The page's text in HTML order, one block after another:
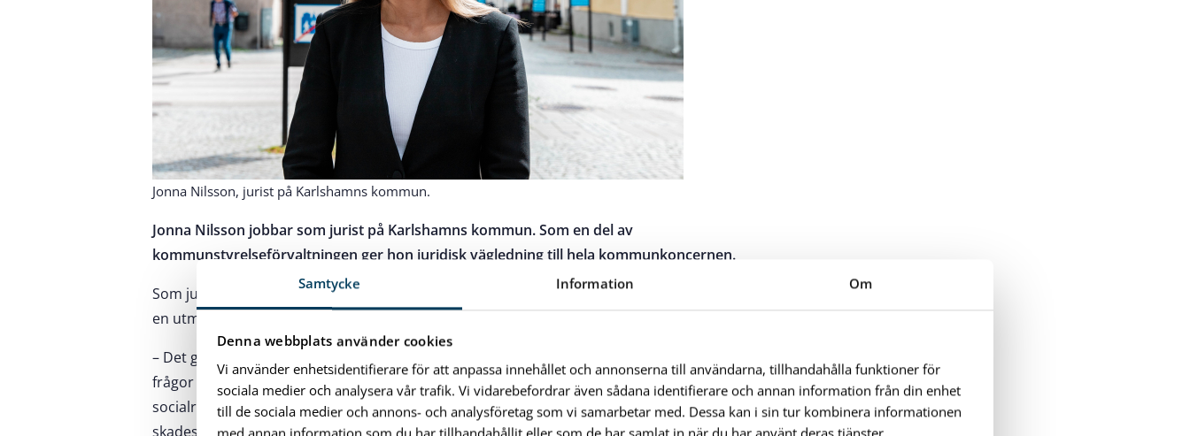
Samtycke Information Om
Denna webbplats använder cookies
Vi använder enhetsidentifierare för att anpassa innehållet och annonserna till användarna, tillhandahålla funktioner för
sociala medier och analysera vår trafik. Vi vidarebefordrar även sådana identifierare och annan information från din enhet
till de sociala medier och annons- och analysföretag som vi samarbetar med. Dessa kan i sin tur kombinera informationen
med annan information som du har tillhandahållit eller som de har samlat in när du har använt deras tjänster.
Jonna Nilsson, jurist på Karlshamns kommun.
Jonna Nilsson jobbar som jurist på Karlshamns kommun. Som en del av
kommunstyrelseförvaltningen ger hon juridisk vägledning till hela kommunkoncernen.
Som jurist är arbetsfältet brett. Det är stor variation på frågor och arbetsuppgifter. Det är
en utmaning, men det är också det som är det roliga med jobbet.
– Det gäller att kunna lite om väldigt mycket. Jag ger juridisk vägledning i alla typer av
frågor inom till exempel offentlighet och sekretess, kommunalrätt, förvaltningsrätt,
socialrätt, skoljuridik, upphandling, skadeståndsrätt och avtalsrätt. Jag fattar också beslut i
skadeståndsärenden, skriver fram yttranden i överklagningsprocesser och skriver upp